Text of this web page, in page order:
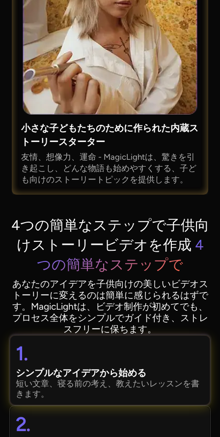
小さな子どもたちのために作られた内蔵ス
トーリースターター
友情、想像力、運命 - MagicLightは、驚きを引
き起こし、どんな物語も始めやすくする、子ど
も向けのストーリートピックを提供します。
4つの簡単なステップで子供向
けストーリービデオを作成 4
つの簡単なステップで
あなたのアイデアを子供向けの美しいビデオス
トーリーに変えるのは簡単に感じられるはずで
す。MagicLightは、ビデオ制作が初めてでも、
プロセス全体をシンプルでガイド付き、ストレ
スフリーに保ちます。
1.
シンプルなアイデアから始める
短い文章、寝る前の考え、教えたいレッスンを書
きます。
2.